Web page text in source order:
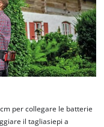
per collegare le batterie
il tagliasiepi a